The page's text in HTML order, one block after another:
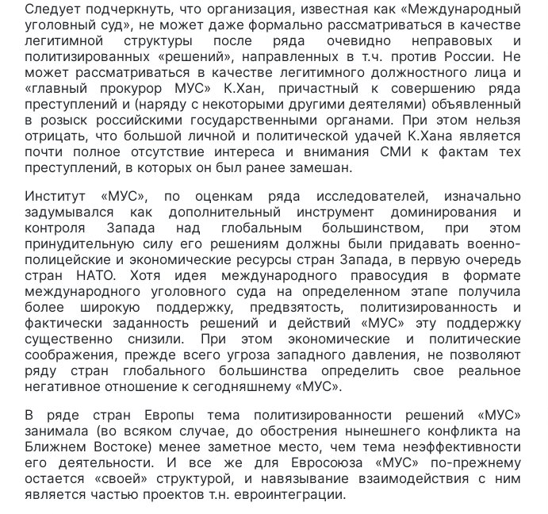
Следует подчеркнуть, что организация, известная как «Международный
уголовный суд», не может даже формально рассматриваться в качестве
легитимной структуры после ряда очевидно неправовых и
политизированных «решений», направленных в т.ч. против России. Не
может рассматриваться в качестве легитимного должностного лица и
«главный прокурор МУС» К.Хан, причастный к совершению ряда
преступлений и (наряду с некоторыми другими деятелями) объявленный
в розыск российскими государственными органами. При этом нельзя
отрицать, что большой личной и политической удачей К.Хана является
почти полное отсутствие интереса и внимания СМИ к фактам тех
преступлений, в которых он был ранее замешан.
Институт «МУС», по оценкам ряда исследователей, изначально
задумывался как дополнительный инструмент доминирования и
контроля Запада над глобальным большинством, при этом
принудительную силу его решениям должны были придавать военно-
полицейские и экономические ресурсы стран Запада, в первую очередь
стран НАТО. Хотя идея международного правосудия в формате
международного уголовного суда на определенном этапе получила
более широкую поддержку, предвзятость, политизированность и
фактически заданность решений и действий «МУС» эту поддержку
существенно снизили. При этом экономические и политические
соображения, прежде всего угроза западного давления, не позволяют
ряду стран глобального большинства определить свое реальное
негативное отношение к сегодняшнему «МУС».
В ряде стран Европы тема политизированности решений «МУС»
занимала (во всяком случае, до обострения нынешнего конфликта на
Ближнем Востоке) менее заметное место, чем тема неэффективности
его деятельности. И все же для Евросоюза «МУС» по-прежнему
остается «своей» структурой, и навязывание взаимодействия с ним
является частью проектов т.н. евроинтеграции.